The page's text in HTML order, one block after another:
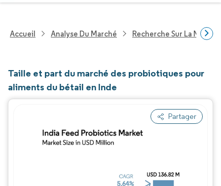
Accueil Analyse Du Marché Recherche Sur La
Taille et part du marché des probiotiques pour
aliments du bétail en Inde
Partager